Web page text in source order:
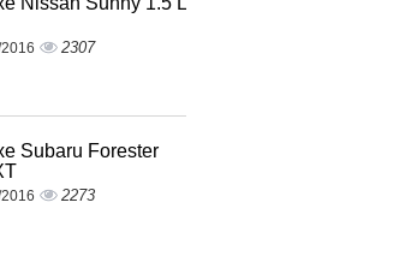
2307
Subaru Forester
2273